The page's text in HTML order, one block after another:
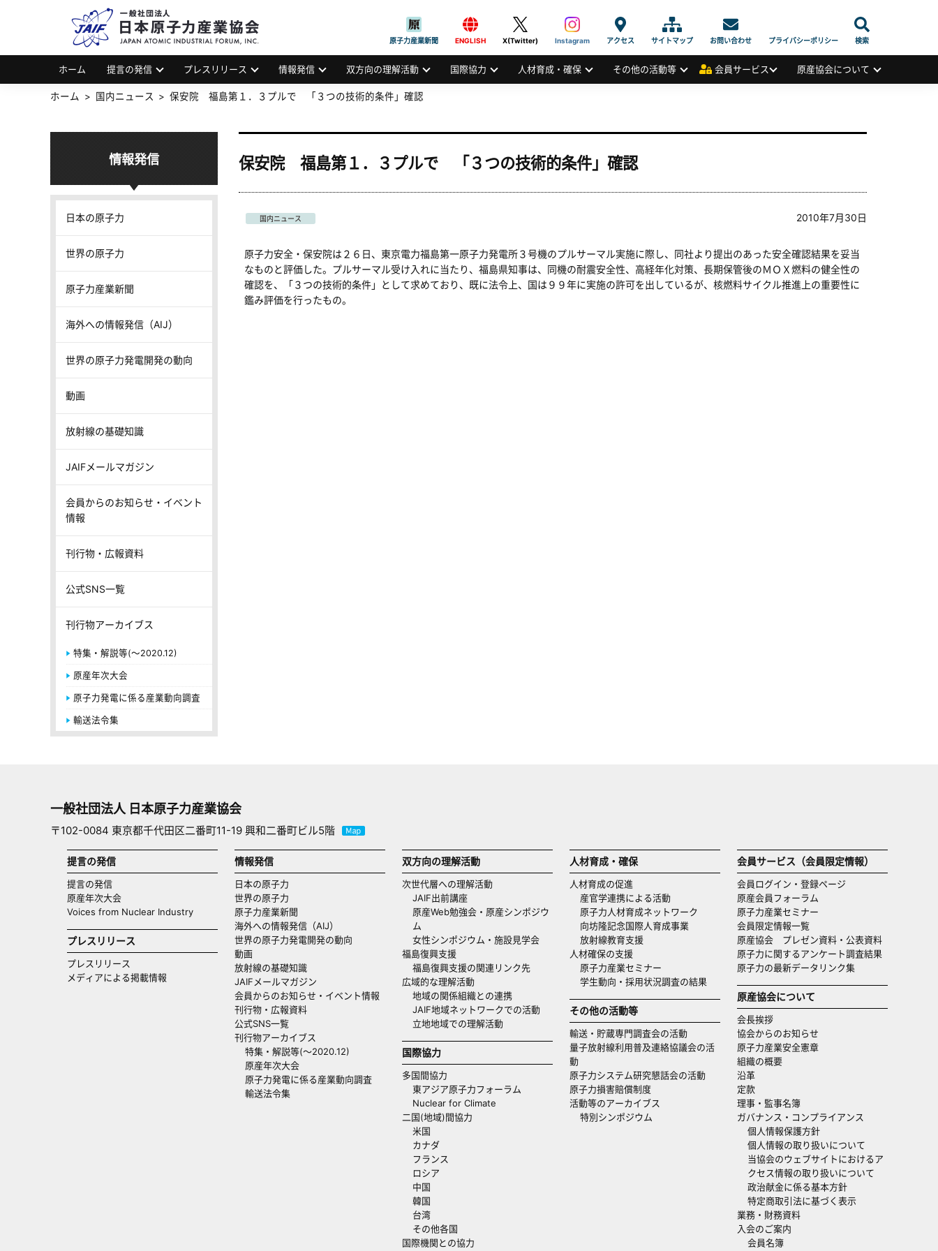
JAPAN ATOMIC INDUSTRIAL FORUM, INC.
原子力産業新聞 ENGLISH X(Twitter) Instagram アクセス サイトマップ お問い合わせ プライバシーポリシー 検索
ホーム 提言の発信 プレスリリース 情報発信 双方向の理解活動 国際協力 人材育成・確保 その他の活動等 会員サービス 原産協会について
ホーム 国内ニュース 保安院 福島第１．３プルで 「３つの技術的条件」確認
保安院 福島第１．３プルで 「３つの技術的条件」確認
国内ニュース 2010年7月30日
原子力安全・保安院は２６日、東京電力福島第一原子力発電所３号機のプルサーマル実施に際し、同社より提出のあった安全確認結果を妥当
なものと評価した。プルサーマル受け入れに当たり、福島県知事は、同機の耐震安全性、高経年化対策、長期保管後のＭＯＸ燃料の健全性の
確認を、「３つの技術的条件」として求めており、既に法令上、国は９９年に実施の許可を出しているが、核燃料サイクル推進上の重要性に
鑑み評価を行ったもの。
情報発信
日本の原子力
世界の原子力
原子力産業新聞
海外への情報発信（AIJ）
世界の原子力発電開発の動向
動画
放射線の基礎知識
JAIFメールマガジン
会員からのお知らせ・イベント
情報
刊行物・広報資料
公式SNS一覧
刊行物アーカイブス
特集・解説等(～2020.12)
原産年次大会
原子力発電に係る産業動向調査
輸送法令集
一般社団法人 日本原子力産業協会
〒102-0084 東京都千代田区二番町11-19 興和二番町ビル5階
提言の発信
提言の発信
原産年次大会
Voices from Nuclear Industry
プレスリリース
プレスリリース
メディアによる掲載情報
情報発信
日本の原子力
世界の原子力
原子力産業新聞
海外への情報発信（AIJ）
世界の原子力発電開発の動向
動画
放射線の基礎知識
JAIFメールマガジン
会員からのお知らせ・イベント情報
刊行物・広報資料
公式SNS一覧
刊行物アーカイブス
特集・解説等(～2020.12)
原産年次大会
原子力発電に係る産業動向調査
輸送法令集
双方向の理解活動
次世代層への理解活動
JAIF出前講座
原産Web勉強会・原産シンポジウ
ム
女性シンポジウム・施設見学会
福島復興支援
福島復興支援の関連リンク先
広域的な理解活動
地域の関係組織との連携
JAIF地域ネットワークでの活動
立地地域での理解活動
国際協力
多国間協力
東アジア原子力フォーラム
Nuclear for Climate
二国(地域)間協力
米国
カナダ
フランス
ロシア
中国
韓国
台湾
その他各国
国際機関との協力
人材育成・確保
人材育成の促進
産官学連携による活動
原子力人材育成ネットワーク
向坊隆記念国際人育成事業
放射線教育支援
人材確保の支援
原子力産業セミナー
学生動向・採用状況調査の結果
その他の活動等
輸送・貯蔵専門調査会の活動
量子放射線利用普及連絡協議会の活
動
原子力システム研究懇話会の活動
原子力損害賠償制度
活動等のアーカイブス
特別シンポジウム
会員サービス（会員限定情報）
会員ログイン・登録ページ
原産会員フォーラム
原子力産業セミナー
会員限定情報一覧
原産協会 プレゼン資料・公表資料
原子力に関するアンケート調査結果
原子力の最新データリンク集
原産協会について
会長挨拶
協会からのお知らせ
原子力産業安全憲章
組織の概要
沿革
定款
理事・監事名簿
ガバナンス・コンプライアンス
個人情報保護方針
個人情報の取り扱いについて
当協会のウェブサイトにおけるア
クセス情報の取り扱いについて
政治献金に係る基本方針
特定商取引法に基づく表示
業務・財務資料
入会のご案内
会員名簿